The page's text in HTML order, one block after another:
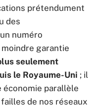
prétendument
des
numéro
garantie
seulement
le Royaume-Uni ; il
économie parallèle
de nos réseaux